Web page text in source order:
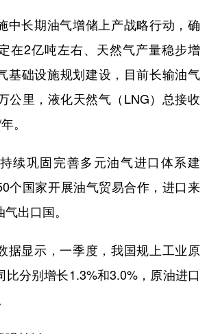
长期油气增储上产战略行动，确
在2亿吨左右、天然气产量稳步增
基础设施规划建设，目前长输油气
公里，液化天然气（LNG）总接收
。
巩固完善多元油气进口体系建
个国家开展油气贸易合作，进口来
出口国。
显示，一季度，我国规上工业原
比分别增长1.3%和3.0%，原油进口